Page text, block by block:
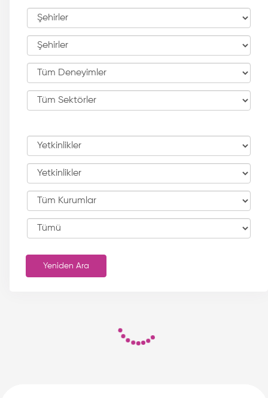
Yeniden Ara